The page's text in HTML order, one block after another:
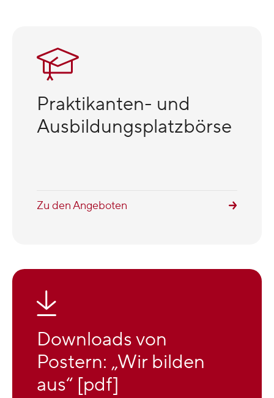
Praktikanten- und
Ausbildungsplatzbörse
Zu den Angeboten
Downloads von
Postern: „Wir bilden
aus“ [pdf]